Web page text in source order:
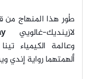
طُور هذا المنهاج من
لازينديك-غالويي J
وعالمة الكيمياء
ألهمتهما رواية إندي